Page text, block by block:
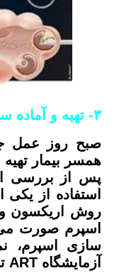
۳- تهیه و آماده
صبح روز عمل
همسر بیمار
پس از بررسی
اسپرم صورت
سازی اسپرم،
آزمایشگاه ART تحویل داده می شود.